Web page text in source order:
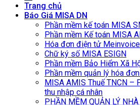
Trang chủ
Báo Giá MISA DN
Phần mềm kế toán MISA
Phần mềm Kế toán MISA
Hóa đơn điện tử
Chữ ký số MISA ESIGN
Phần mềm Bảo Hiểm Xã
Phần mềm quản lý hóa
MISA AMIS Thuế TNCN –
thu nhập cá nhân
PHẦN MỀM QUẢN LÝ